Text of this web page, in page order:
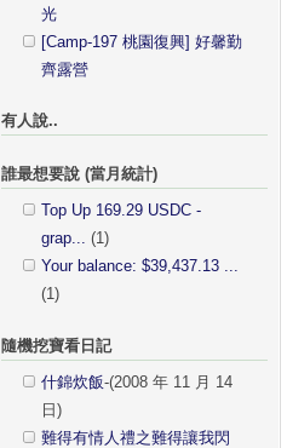
光
[Camp-197 桃園復興] 好馨勤
齊露營
有人說..
誰最想要說 (當月統計)
Top Up 169.29 USDC -
grap... (1)
Your balance: $39,437.13 ...
(1)
隨機挖寶看日記
什錦炊飯-(2008 年 11 月 14
日)
難得有情人禮之難得讓我閃